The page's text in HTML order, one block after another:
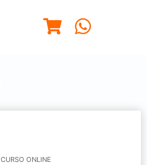
CURSO ONLINE